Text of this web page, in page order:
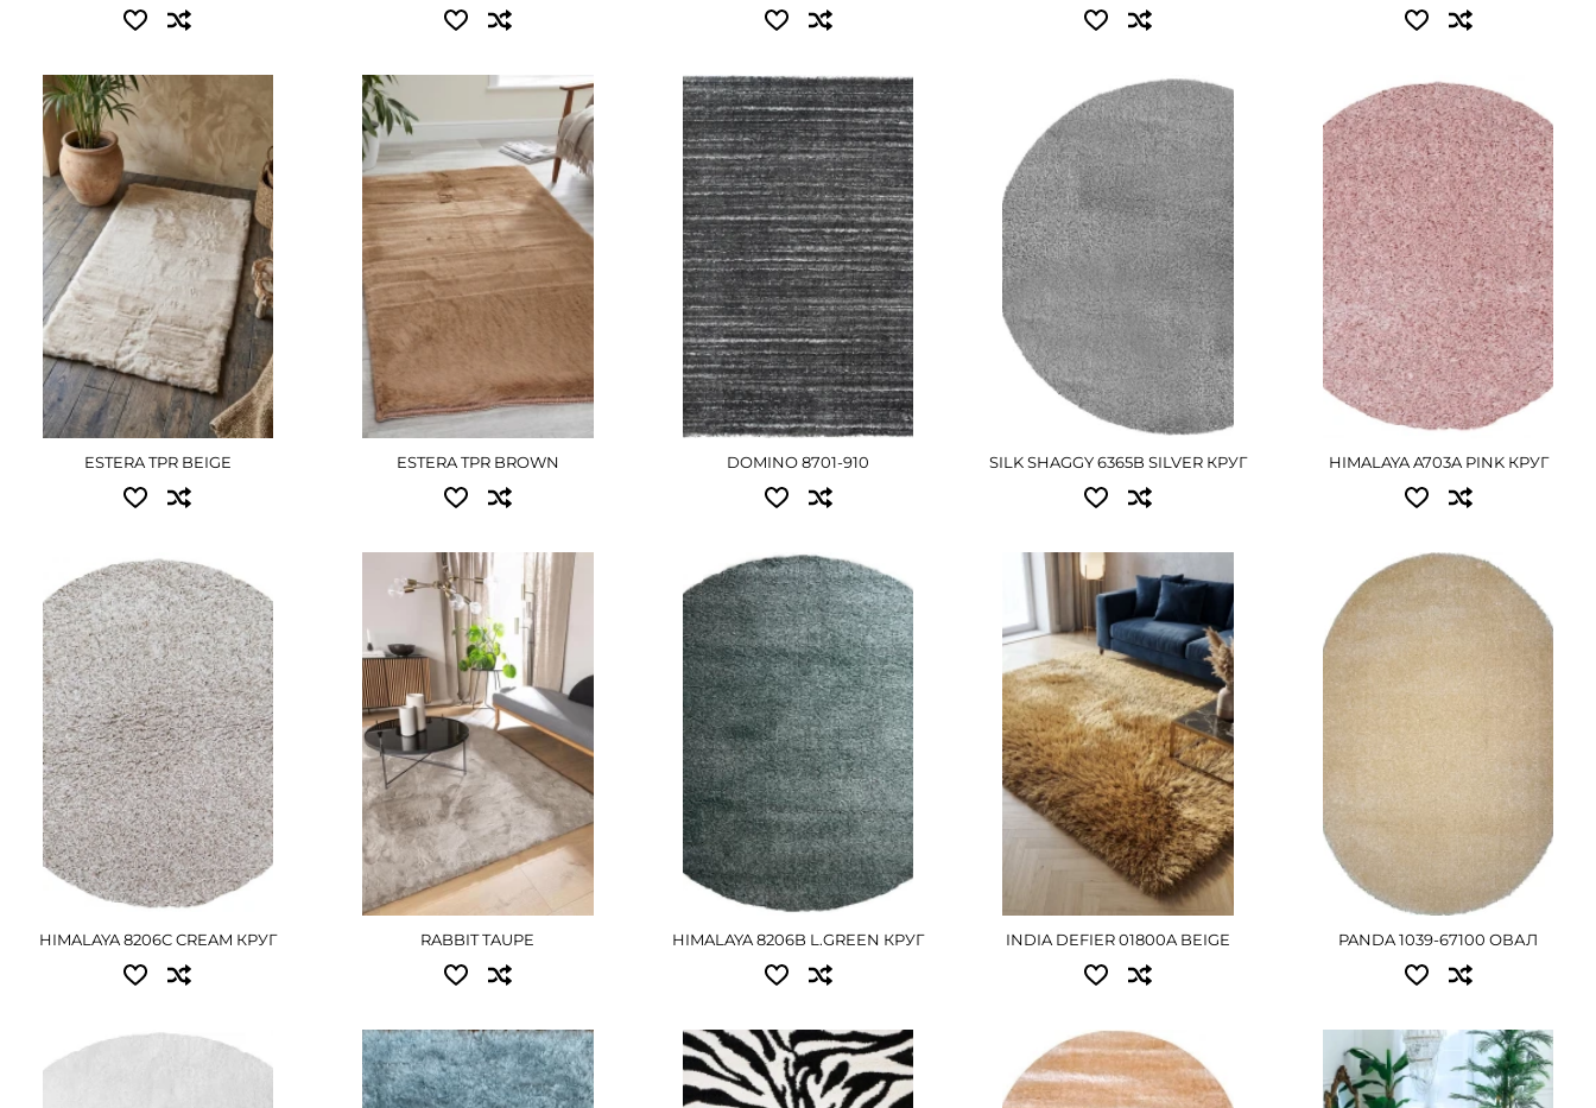
Доступные размеры:
1.20x1.80 - 2880 грн
ПОДРОБНЕЕ
ESTERA TPR BEIGE
Доступные размеры:
1.00x2.00 - 2700 грн
1.80x2.50 - 6120 грн
2.00x3.00 - 8100 грн
ПОДРОБНЕЕ
ESTERA TPR BROWN
Доступные размеры:
1.20x3.00 - 2880 грн
1.60x2.30 - 2970 грн
2.00x3.00 - 4860 грн
ПОДРОБНЕЕ
DOMINO 8701-910
Доступные размеры:
2.00x2.00 - 5490 грн
ПОДРОБНЕЕ
SILK SHAGGY 6365B SILVER КРУГ
Доступные размеры:
1.50x1.50 - 3375 грн
ПОДРОБНЕЕ
HIMALAYA A703A PINK КРУГ
Доступные размеры:
1.50x1.50 - 3375 грн
ПОДРОБНЕЕ
HIMALAYA 8206C CREAM КРУГ
Доступные размеры:
1.20x1.70 - 4410 грн
ПОДРОБНЕЕ
RABBIT TAUPE
Доступные размеры:
2.00x2.00 - 5940 грн
ПОДРОБНЕЕ
HIMALAYA 8206B L.GREEN КРУГ
Доступные размеры:
2.00x3.00 - 11250 грн
ПОДРОБНЕЕ
INDIA DEFIER 01800A BEIGE
Доступные размеры:
1.20x1.70 - 2160 грн
ПОДРОБНЕЕ
PANDA 1039-67100 ОВАЛ
Доступные размеры:
Доступные размеры:
2.00x2.90 - 13860 грн
Доступные размеры:
Доступные размеры:
Доступные размеры:
2.00x2.90 - 8550 грн